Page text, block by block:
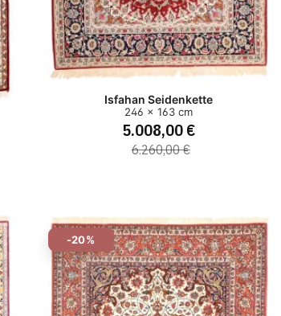
Isfahan Seidenkette
246 x 163 cm
5.008,00 €
6.260,00 €
-20%